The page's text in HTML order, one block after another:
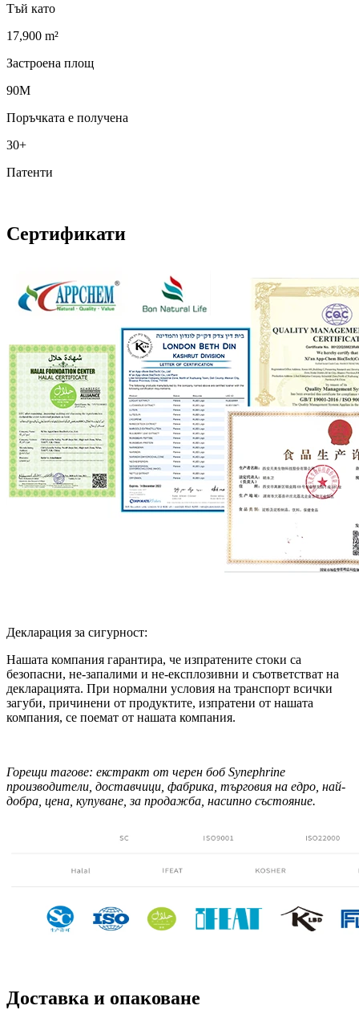
Тъй като
17,900 m²
Застроена площ
90M
Поръчката е получена
30+
Патенти
Сертификати
Декларация за сигурност:
Нашата компания гарантира, че изпратените стоки са
безопасни, не-запалими и не-експлозивни и съответстват на
декларацията. При нормални условия на транспорт всички
загуби, причинени от продуктите, изпратени от нашата
компания, се поемат от нашата компания.
Горещи тагове: екстракт от черен боб Synephrine
производители, доставчици, фабрика, търговия на едро, най-
добра, цена, купуване, за продажба, насипно състояние.
Доставка и опаковане